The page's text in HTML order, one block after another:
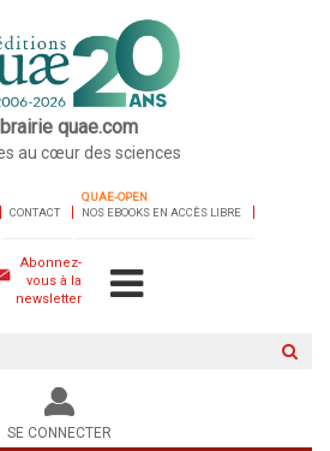
quae.com
au cœur des sciences
CONTACT
QUAE-OPEN
NOS EBOOKS EN ACCÈS LIBRE
Abonnez-
vous à la
newsletter
le
site
SE CONNECTER